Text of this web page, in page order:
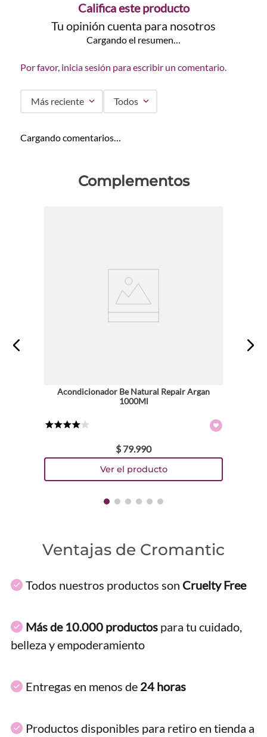
Califica este producto
Tu opinión cuenta para nosotros
Cargando el resumen…
Por favor, inicia sesión para escribir un comentario.
Más reciente Todos
Cargando comentarios…
Complementos
Acondicionador Be Natural Repair Argan
1000Ml
$ 79.990
Ventajas de Cromantic
Todos nuestros productos son Cruelty Free
Más de 10.000 productos para tu cuidado,
belleza y empoderamiento
Entregas en menos de 24 horas
Productos disponibles para retiro en tienda a